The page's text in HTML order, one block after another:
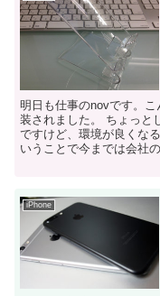
明日も仕事のnovです。
装されました。 ちょっと
ですけど、環境が良くな
いうことで今までは会社
iPhone